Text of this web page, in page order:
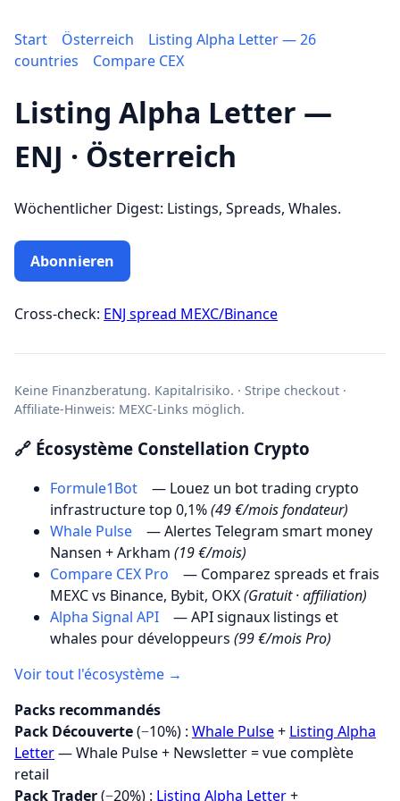
Start Österreich
Listing Alpha Letter — 26
countries
Compare CEX
Listing Alpha Letter —
ENJ · Österreich
Wöchentlicher Digest: Listings, Spreads, Whales.
Abonnieren
Cross-check: ENJ spread MEXC/Binance
Keine Finanzberatung. Kapitalrisiko. · Stripe checkout ·
Affiliate-Hinweis: MEXC-Links möglich.
🔗 Écosystème Constellation Crypto
Formule1Bot
— Louez un bot trading crypto
infrastructure top 0,1%(49 €/mois fondateur)
Whale Pulse
— Alertes Telegram smart money
Nansen + Arkham (19 €/mois)
Compare CEX Pro
— Comparez spreads et frais
MEXC vs Binance, Bybit, OKX(Gratuit · affiliation)
Alpha Signal API
— API signaux listings et
whales pour développeurs (99 €/mois Pro)
Voir tout l'écosystème →
Packs recommandés
Pack Découverte(−10%) : Whale Pulse+ Listing Alpha
Letter— Whale Pulse + Newsletter = vue complète
retail
Pack Trader(−20%) : Listing Alpha Letter+